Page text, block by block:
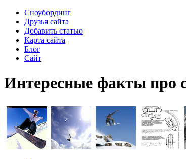
Сноубординг
Друзья сайта
Добавить статью
Карта сайта
Блог
Сайт
Интересные факты про